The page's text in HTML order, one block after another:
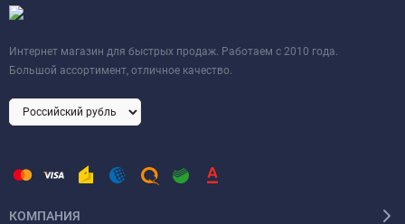
Интернет магазин для быстрых продаж. Работаем с 2010 года.
Большой ассортимент, отличное качество.
КОМПАНИЯ